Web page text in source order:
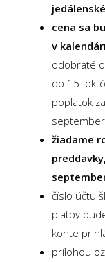
cena sa
v
odobraté
do 15.
poplatok
september
žiadame
číslo účtu
platby
konte
prílohou